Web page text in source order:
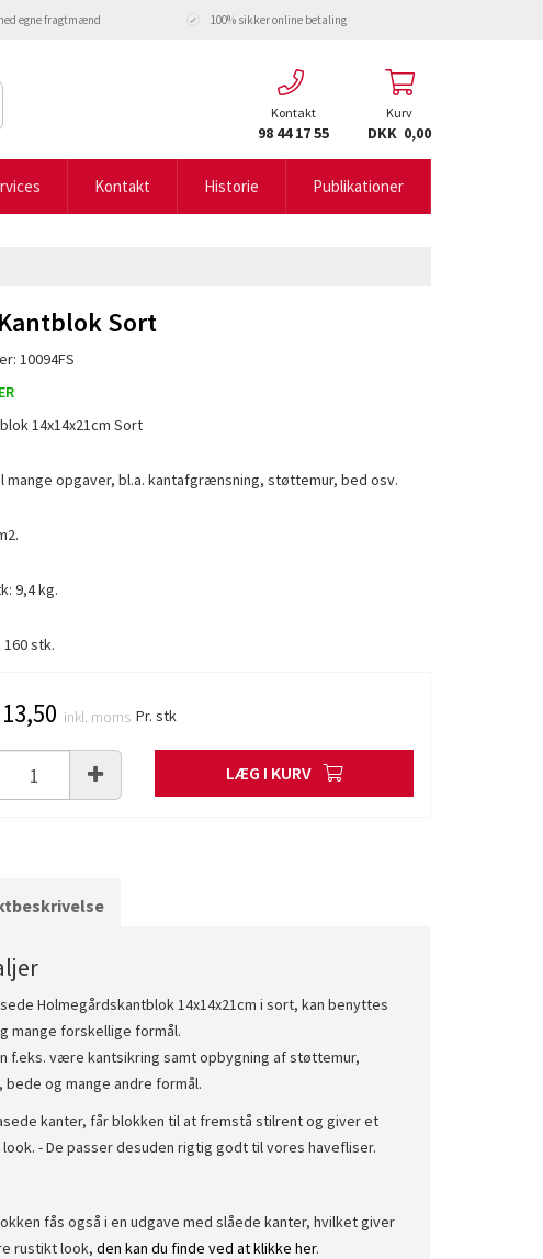
egne fragtmænd 100% sikker online betaling
Kontakt
98 44 17 55
Kurv
DKK 0,00
Kontakt Historie Publikationer
Sort
10094FS
14x14x21cm Sort
mange opgaver, bl.a. kantafgrænsning, støttemur, bed osv.
9,4 kg.
160 stk.
inkl. moms Pr. stk
LÆG I KURV
Holmegårdskantblok 14x14x21cm i sort, kan benyttes
mange forskellige formål.
f.eks. være kantsikring samt opbygning af støttemur,
bede og mange andre formål.
kanter, får blokken til at fremstå stilrent og giver et
- De passer desuden rigtig godt til vores havefliser.
fås også i en udgave med slåede kanter, hvilket giver
rustikt look, den kan du finde ved at klikke her.